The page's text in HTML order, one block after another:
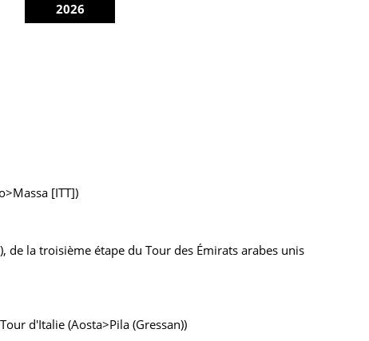
2026
[ITT])
de la troisième étape du Tour des Émirats arabes unis
d'Italie (Aosta>Pila (Gressan))